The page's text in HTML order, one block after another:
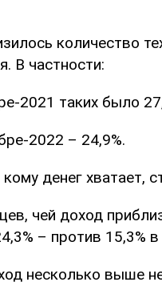
количество
В частности:
2021 таких было
2022 – 24,9%.
кому денег хватает,
чей доход
– против 15,3%
несколько выше